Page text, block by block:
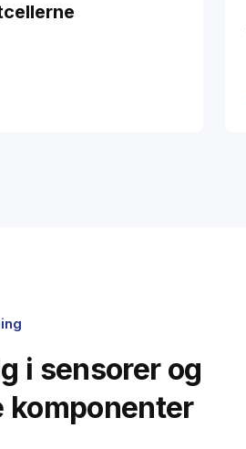
i sensorer og
komponenter